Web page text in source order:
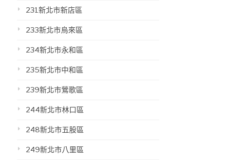
231新北市新店區
233新北市烏來區
234新北市永和區
235新北市中和區
239新北市鶯歌區
244新北市林口區
248新北市五股區
249新北市八里區